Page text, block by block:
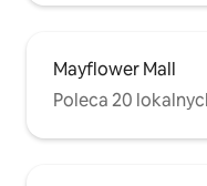
Mayflower Mall
Poleca 20